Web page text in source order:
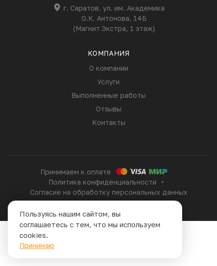
г. Саратов, ул. им. Академика
О.К. Антонова, 14Б
(Магнит Экстра, 1 этаж)
КОМПАНИЯ
О компании
Услуги
Выполненные работы
Отзывы
Контакты
Принимаем к оплате
Политика конфиденциальности
Согласие на обработку персональных данных
Пользуясь нашим сайтом, вы
соглашаетесь с тем, что мы используем
cookies.
Принимаю